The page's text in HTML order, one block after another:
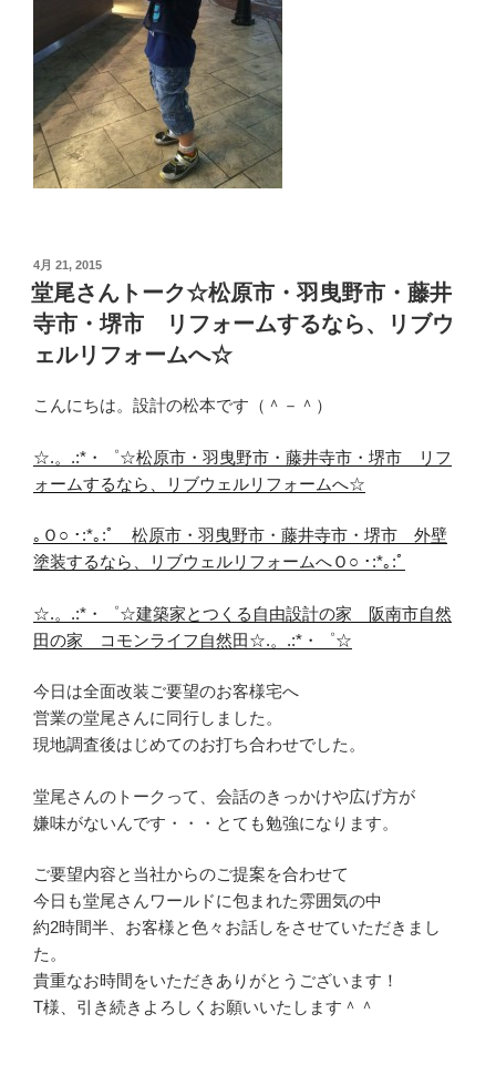
投
稿
日:
4月 21, 2015
堂尾さんトーク☆松原市・羽曳野市・藤井
寺市・堺市 リフォームするなら、リブウ
ェルリフォームへ☆
こんにちは。設計の松本です（＾－＾）
☆.。.:*・゜☆松原市・羽曳野市・藤井寺市・堺市 リフ
ォームするなら、リブウェルリフォームへ☆
｡Ｏ○ ･:*｡:ﾟ 松原市・羽曳野市・藤井寺市・堺市 外壁
塗装するなら、リブウェルリフォームへＯ○ ･:*｡:ﾟ
☆.。.:*・゜☆建築家とつくる自由設計の家 阪南市自然
田の家 コモンライフ自然田☆.。.:*・゜☆
今日は全面改装ご要望のお客様宅へ
営業の堂尾さんに同行しました。
現地調査後はじめてのお打ち合わせでした。
堂尾さんのトークって、会話のきっかけや広げ方が
嫌味がないんです・・・とても勉強になります。
ご要望内容と当社からのご提案を合わせて
今日も堂尾さんワールドに包まれた雰囲気の中
約2時間半、お客様と色々お話しをさせていただきまし
た。
貴重なお時間をいただきありがとうございます！
T様、引き続きよろしくお願いいたします＾＾